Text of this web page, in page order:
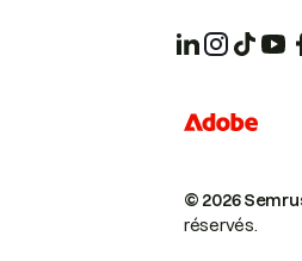
© 2026
réservés.